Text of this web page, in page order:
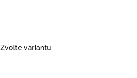
Zvolte variantu